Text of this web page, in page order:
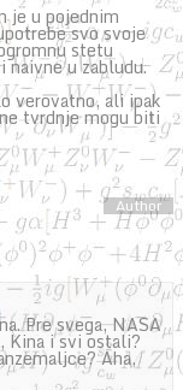
je u pojednim
svo svoje
stetu
u zabludu.
verovatno, ali ipak
tvrdnje mogu biti
Pre svega, NASA
Kina i svi ostali?
Aha,